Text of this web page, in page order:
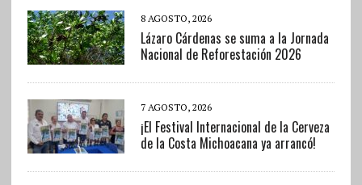
8 AGOSTO, 2026
Lázaro Cárdenas se suma a la Jornada
Nacional de Reforestación 2026
7 AGOSTO, 2026
¡El Festival Internacional de la Cerveza
de la Costa Michoacana ya arrancó!